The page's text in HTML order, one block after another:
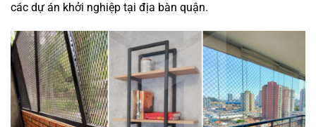
các dự án khởi nghiệp tại địa bàn quận.